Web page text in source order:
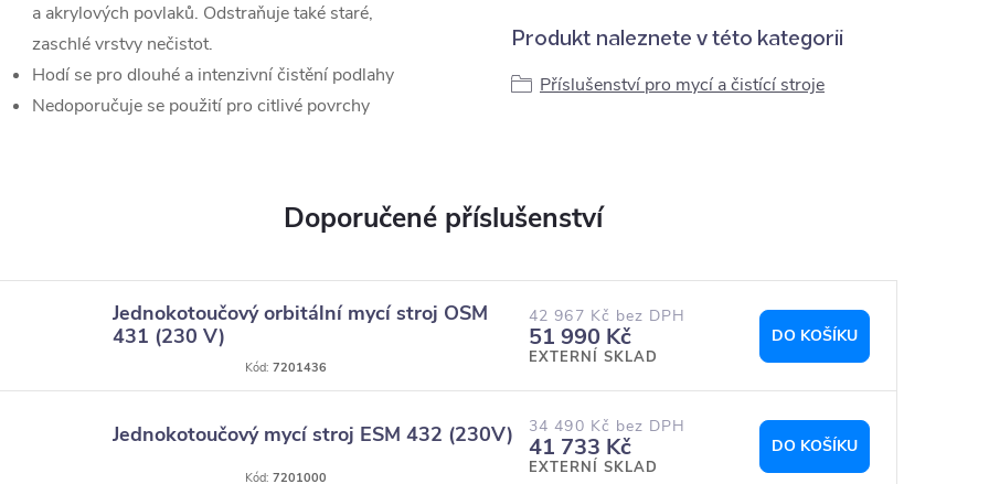
a akrylových povlaků. Odstraňuje také staré,
zaschlé vrstvy nečistot.
Hodí se pro dlouhé a intenzivní čistění podlahy
Nedoporučuje se použití pro citlivé povrchy
Produkt naleznete v této kategorii
Příslušenství pro mycí a čistící stroje
Jednokotoučový orbitální mycí stroj OSM
431 (230 V)
42 967 Kč bez DPH
51 990 Kč
EXTERNÍ SKLAD
DO KOŠÍKU
Kód: 7201436
Jednokotoučový mycí stroj ESM 432 (230V) 34 490 Kč bez DPH
41 733 Kč
EXTERNÍ SKLAD
DO KOŠÍKU
Kód: 7201000